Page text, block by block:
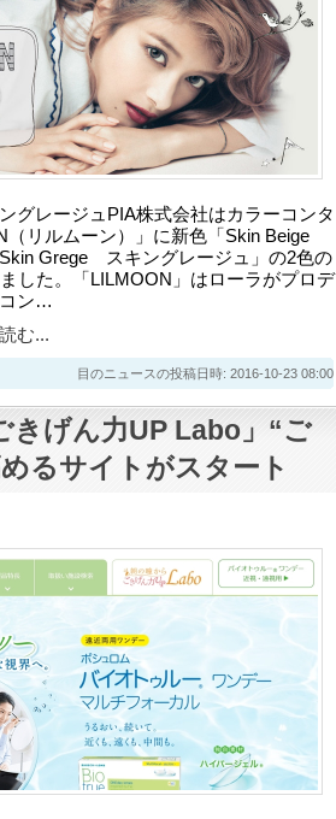
グレージュPIA株式会社はカラーコンタ
（リルムーン）」に新色「Skin Beige
Grege スキングレージュ」の2色の
した。「LILMOON」はローラがプロデ
コン…
む...
目のニュースの投稿日時: 2016-10-23 08:00
きげん力UP Labo」“ご
るサイトがスタート